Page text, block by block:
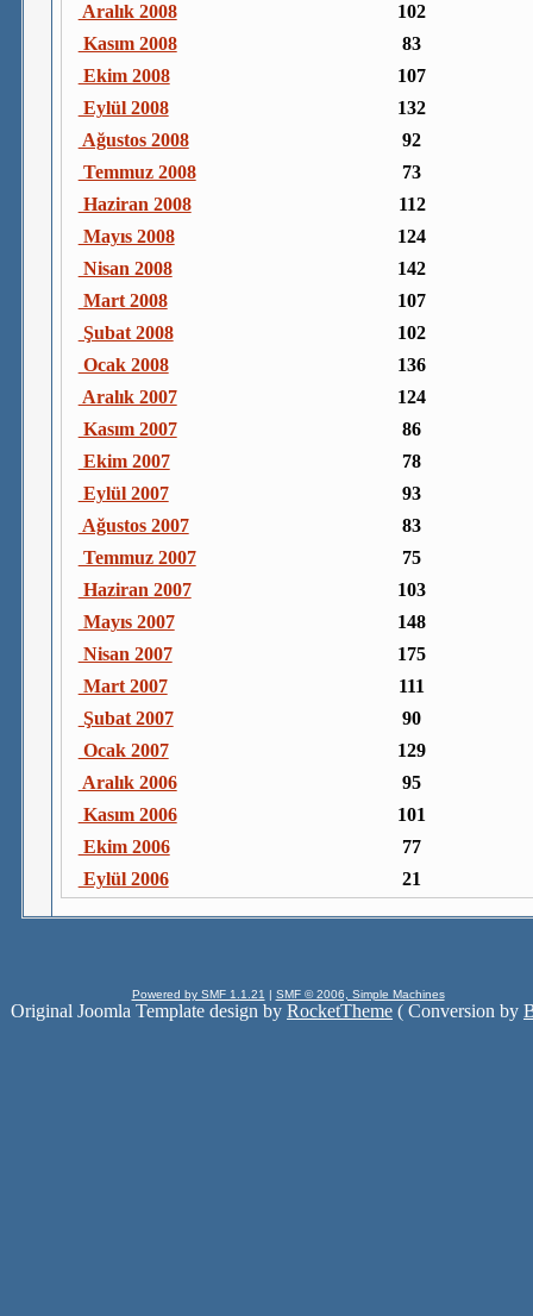
Aralık 2008
102
Kasım 2008
83
Ekim 2008
107
Eylül 2008
132
Ağustos 2008
92
Temmuz 2008
73
Haziran 2008
112
Mayıs 2008
124
Nisan 2008
142
Mart 2008
107
Şubat 2008
102
Ocak 2008
136
Aralık 2007
124
Kasım 2007
86
Ekim 2007
78
Eylül 2007
93
Ağustos 2007
83
Temmuz 2007
75
Haziran 2007
103
Mayıs 2007
148
Nisan 2007
175
Mart 2007
111
Şubat 2007
90
Ocak 2007
129
Aralık 2006
95
Kasım 2006
101
Ekim 2006
77
Eylül 2006
21
Powered by SMF 1.1.21 | SMF © 2006, Simple Machines
Original Joomla Template design by RocketTheme ( Conversion by